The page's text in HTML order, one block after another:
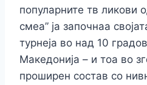
популарните тв ликови
смеа” ја започнаа
турнеја во над 10
Македонија – и тоа во
проширен состав со